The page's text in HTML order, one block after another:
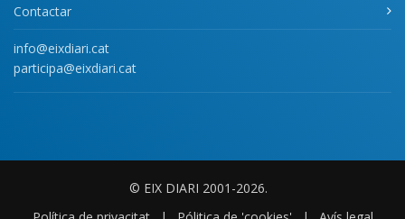
Contactar
info@eixdiari.cat
participa@eixdiari.cat
© EIX DIARI 2001-2026.